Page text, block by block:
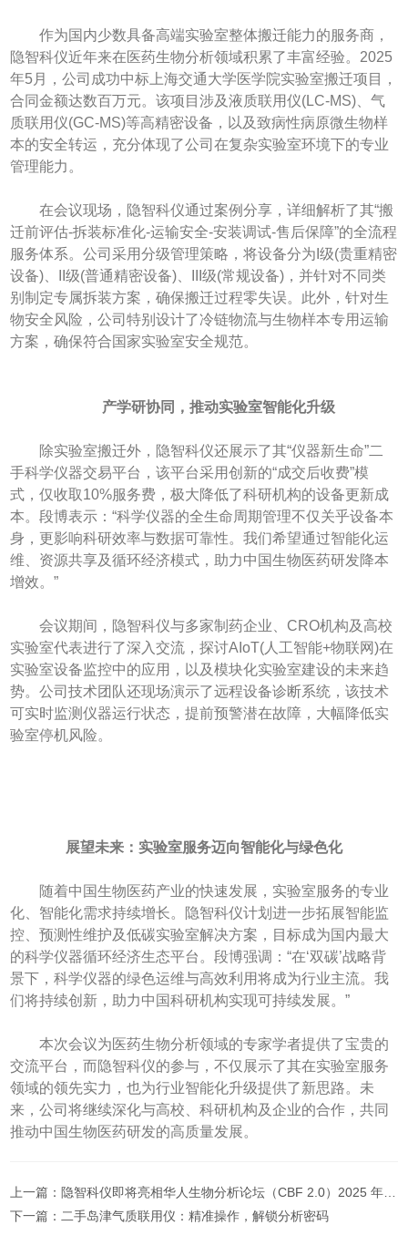
作为国内少数具备高端实验室整体搬迁能力的服务商，
隐智科仪近年来在医药生物分析领域积累了丰富经验。2025
年5月，公司成功中标上海交通大学医学院实验室搬迁项目，
合同金额达数百万元。该项目涉及液质联用仪(LC-MS)、气
质联用仪(GC-MS)等高精密设备，以及致病性病原微生物样
本的安全转运，充分体现了公司在复杂实验室环境下的专业
管理能力。
在会议现场，隐智科仪通过案例分享，详细解析了其“搬
迁前评估-拆装标准化-运输安全-安装调试-售后保障”的全流程
服务体系。公司采用分级管理策略，将设备分为I级(贵重精密
设备)、II级(普通精密设备)、III级(常规设备)，并针对不同类
别制定专属拆装方案，确保搬迁过程零失误。此外，针对生
物安全风险，公司特别设计了冷链物流与生物样本专用运输
方案，确保符合国家实验室安全规范。
产学研协同，推动实验室智能化升级
除实验室搬迁外，隐智科仪还展示了其“仪器新生命”二
手科学仪器交易平台，该平台采用创新的“成交后收费”模
式，仅收取10%服务费，极大降低了科研机构的设备更新成
本。段博表示：“科学仪器的全生命周期管理不仅关乎设备本
身，更影响科研效率与数据可靠性。我们希望通过智能化运
维、资源共享及循环经济模式，助力中国生物医药研发降本
增效。”
会议期间，隐智科仪与多家制药企业、CRO机构及高校
实验室代表进行了深入交流，探讨AIoT(人工智能+物联网)在
实验室设备监控中的应用，以及模块化实验室建设的未来趋
势。公司技术团队还现场演示了远程设备诊断系统，该技术
可实时监测仪器运行状态，提前预警潜在故障，大幅降低实
验室停机风险。
展望未来：实验室服务迈向智能化与绿色化
随着中国生物医药产业的快速发展，实验室服务的专业
化、智能化需求持续增长。隐智科仪计划进一步拓展智能监
控、预测性维护及低碳实验室解决方案，目标成为国内最大
的科学仪器循环经济生态平台。段博强调：“在‘双碳’战略背
景下，科学仪器的绿色运维与高效利用将成为行业主流。我
们将持续创新，助力中国科研机构实现可持续发展。”
本次会议为医药生物分析领域的专家学者提供了宝贵的
交流平台，而隐智科仪的参与，不仅展示了其在实验室服务
领域的领先实力，也为行业智能化升级提供了新思路。未
来，公司将继续深化与高校、科研机构及企业的合作，共同
推动中国生物医药研发的高质量发展。
上一篇： ​隐智科仪即将亮相华人生物分析论坛（CBF 2.0）2025 年会：引领实验室全生命周期服务新生态
下一篇： 二手岛津气质联用仪：精准操作，解锁分析密码